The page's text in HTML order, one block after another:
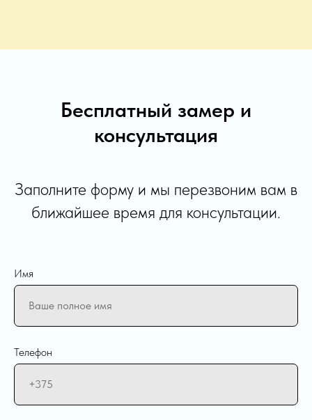
Бесплатный замер и
консультация
Заполните форму и мы перезвоним вам в
ближайшее время для консультации.
Имя
Телефон